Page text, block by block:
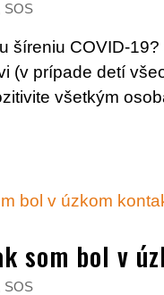
SOS
šíreniu COVID-
(v prípade detí
všetkým
som bol v
SOS